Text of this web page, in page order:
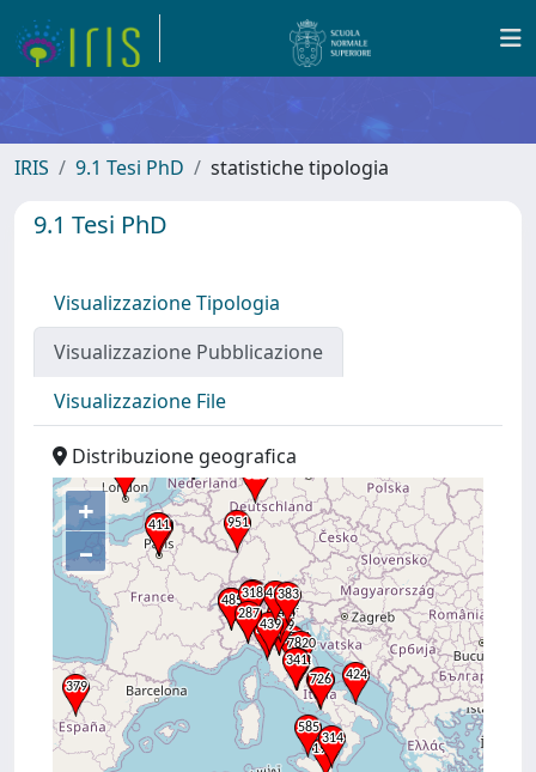
IRIS 9.1 Tesi PhD statistiche tipologia
9.1 Tesi PhD
Visualizzazione Tipologia
Visualizzazione Pubblicazione
Visualizzazione File
Distribuzione geografica
+
–